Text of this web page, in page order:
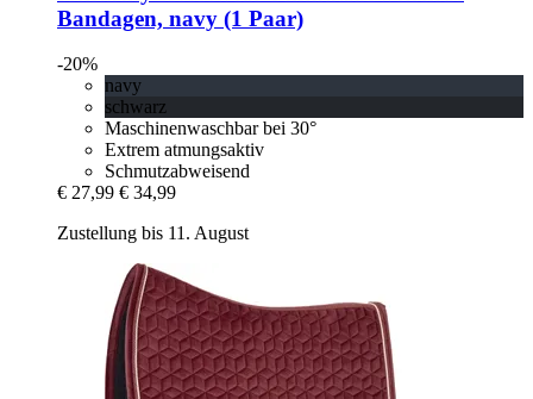
Bandagen, navy (1 Paar)
-20%
navy
schwarz
Maschinenwaschbar bei 30°
Extrem atmungsaktiv
Schmutzabweisend
€ 27,99 € 34,99
Zustellung bis 11. August